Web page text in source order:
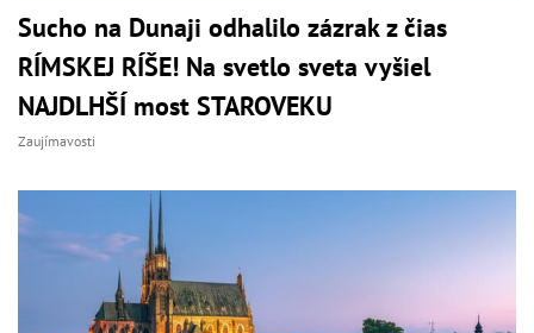
Sucho na Dunaji odhalilo zázrak z čias
RÍMSKEJ RÍŠE! Na svetlo sveta vyšiel
NAJDLHŠÍ most STAROVEKU
Zaujímavosti